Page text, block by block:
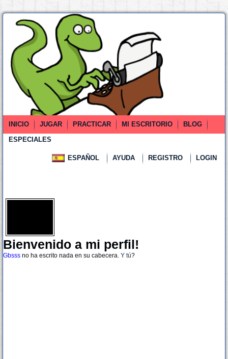
INICIO JUGAR PRACTICAR MI ESCRITORIO
BLOG
ESPECIALES
ESPAÑOL AYUDA REGISTRO LOGIN
Bienvenido a mi perfil!
Gbsss no ha escrito nada en su cabecera. Y tú?